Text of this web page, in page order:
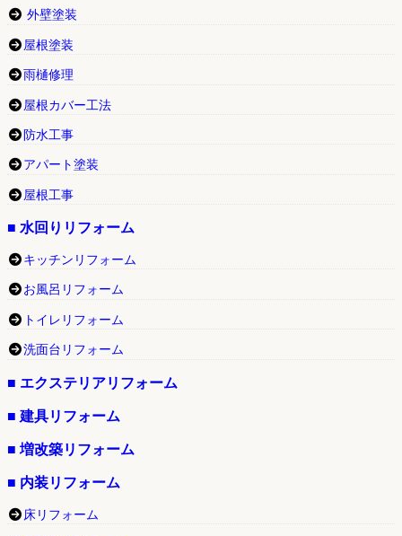
外壁塗装
屋根塗装
雨樋修理
屋根カバー工法
防水工事
アパート塗装
屋根工事
■ 水回りリフォーム
キッチンリフォーム
お風呂リフォーム
トイレリフォーム
洗面台リフォーム
■ エクステリアリフォーム
■ 建具リフォーム
■ 増改築リフォーム
■ 内装リフォーム
床リフォーム